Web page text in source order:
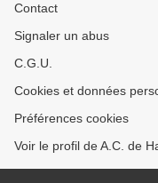
Contact
Signaler un abus
C.G.U.
Cookies et données
Préférences cookies
Voir le profil de A.C. de